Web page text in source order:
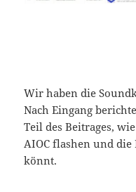
Wir haben die
Nach Eingang
Teil des Beitrages,
AIOC flashen und
könnt.